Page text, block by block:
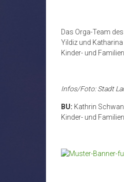
Das Orga-Team
Yildiz und
Kinder- und
Infos/Foto: Stadt
BU: Kathrin
Kinder- und